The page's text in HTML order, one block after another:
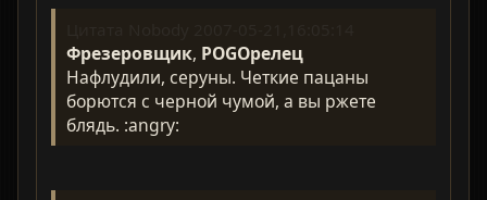
Фрезеровщик, POGOрелец
Нафлудили, серуны. Четкие пацаны
борются с черной чумой, а вы ржете
блядь. :angry: